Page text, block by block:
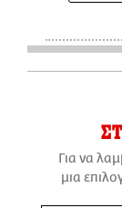
Για να
μια